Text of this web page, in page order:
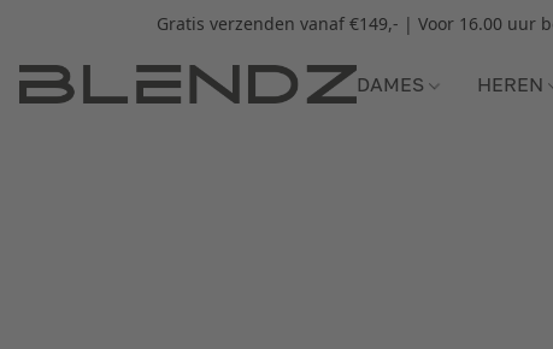
Gratis verzenden vanaf €149,- | Voor 16.00 uur
DAMES HEREN